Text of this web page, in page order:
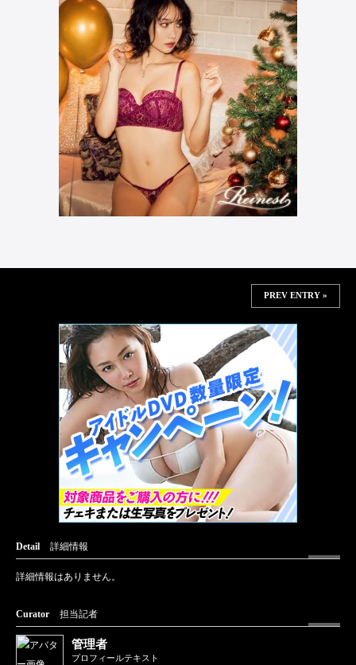
PREV ENTRY »
Detail 詳細情報
詳細情報はありません。
Curator 担当記者
管理者
プロフィールテキスト